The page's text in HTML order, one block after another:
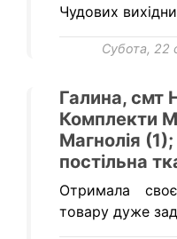
Чудових
Субота, 22
Галина, смт
Комплекти
Магнолія
постільна
Отримала
товару дуже